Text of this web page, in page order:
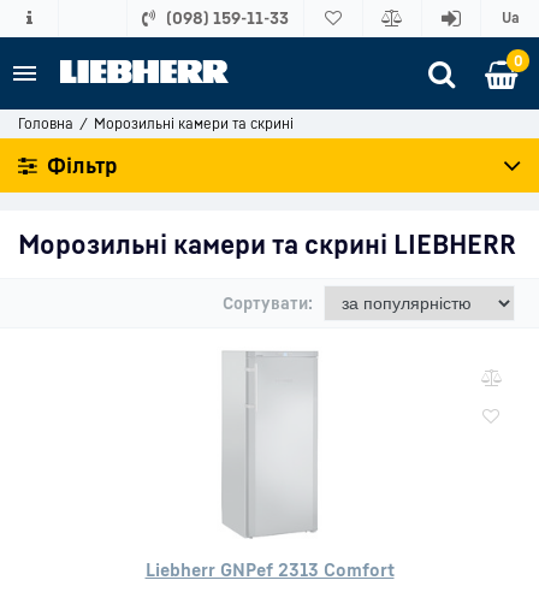
(098) 159-11-33 Ua
0
Головна Морозильні камери та скрині
Фільтр
Морозильні камери та скрині LIEBHERR
Сортувати:
Liebherr GNPef 2313 Comfort